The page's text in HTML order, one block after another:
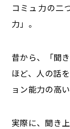
コミュ力の二
力」。
昔から、「聞
ほど、人の話
ョン能力の高
実際に、聞き